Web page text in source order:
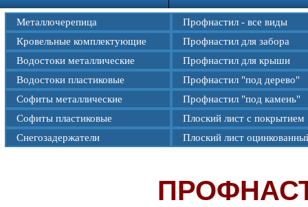
Металлочерепица
Кровельные комплектующие
Водостоки металлические
Водостоки пластиковые
Софиты металлические
Софиты пластиковые
Снегозадержатели
Профнастил - все виды
Профнастил для забора
Профнастил для крыши
Профнастил "под дерево"
Профнастил "под камень"
Плоский лист с покрытием
Плоский лист